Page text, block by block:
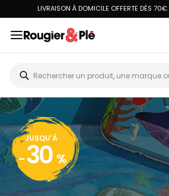
LIVRAISON À DOMICILE OFFERTE DÈS 70€.
JUSQU'À
- 30 %